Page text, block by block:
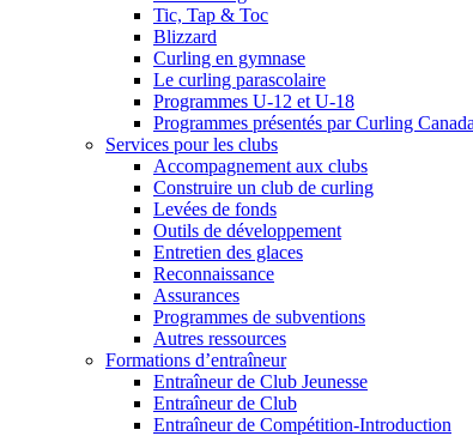
Tic, Tap & Toc
Blizzard
Curling en gymnase
Le curling parascolaire
Programmes U-12 et U-18
Programmes présentés par Curling
Services pour les clubs
Accompagnement aux clubs
Construire un club de curling
Levées de fonds
Outils de développement
Entretien des glaces
Reconnaissance
Assurances
Programmes de subventions
Autres ressources
Formations d’entraîneur
Entraîneur de Club Jeunesse
Entraîneur de Club
Entraîneur de Compétition-Introduction